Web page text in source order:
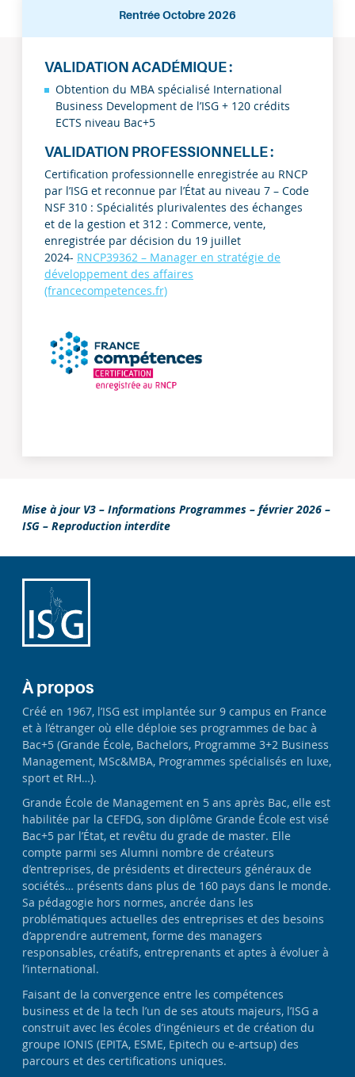
Rentrée Octobre 2026
Rentrée
Octobre
2026
VALIDATION ACADÉMIQUE :
Obtention du MBA spécialisé International
Business Development de l’ISG + 120 crédits
ECTS niveau Bac+5
VALIDATION PROFESSIONNELLE :
Certification professionnelle enregistrée au RNCP
par l’ISG et reconnue par l’État au niveau 7 – Code
NSF 310 : Spécialités plurivalentes des échanges
et de la gestion et 312 : Commerce, vente,
enregistrée par décision du 19 juillet
2024- RNCP39362 – Manager en stratégie de
développement des affaires
(francecompetences.fr)
Mise à jour V3 – Informations Programmes – février 2026 –
ISG – Reproduction interdite
À propos
Créé en 1967, l’ISG est implantée sur 9 campus en France
et à l’étranger où elle déploie ses programmes de bac à
Bac+5 (Grande École, Bachelors, Programme 3+2 Business
Management, MSc&MBA, Programmes spécialisés en luxe,
sport et RH…).
Grande École de Management en 5 ans après Bac, elle est
habilitée par la CEFDG, son diplôme Grande École est visé
Bac+5 par l’État, et revêtu du grade de master. Elle
compte parmi ses Alumni nombre de créateurs
d’entreprises, de présidents et directeurs généraux de
sociétés… présents dans plus de 160 pays dans le monde.
Sa pédagogie hors normes, ancrée dans les
problématiques actuelles des entreprises et des besoins
d’apprendre autrement, forme des managers
responsables, créatifs, entreprenants et aptes à évoluer à
l’international.
Faisant de la convergence entre les compétences
business et de la tech l’un de ses atouts majeurs, l’ISG a
construit avec les écoles d’ingénieurs et de création du
groupe IONIS (EPITA, ESME, Epitech ou e-artsup) des
parcours et des certifications uniques.